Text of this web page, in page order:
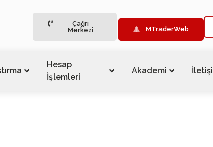
Çağrı
Merkezi
MTraderWeb
Hesap
İşlemleri
Akademi